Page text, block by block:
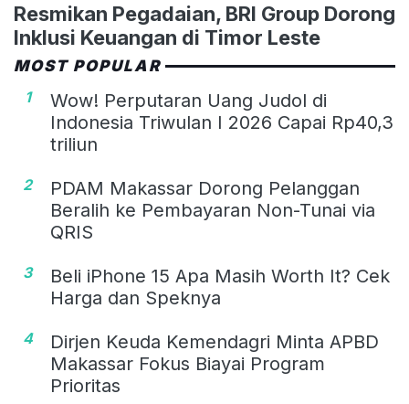
Resmikan Pegadaian, BRI Group Dorong
Inklusi Keuangan di Timor Leste
MOST POPULAR
1
Wow! Perputaran Uang Judol di
Indonesia Triwulan I 2026 Capai Rp40,3
triliun
2
PDAM Makassar Dorong Pelanggan
Beralih ke Pembayaran Non-Tunai via
QRIS
3
Beli iPhone 15 Apa Masih Worth It? Cek
Harga dan Speknya
4
Dirjen Keuda Kemendagri Minta APBD
Makassar Fokus Biayai Program
Prioritas